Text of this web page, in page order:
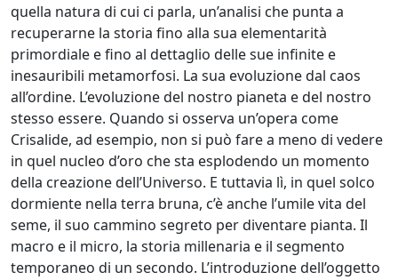
Angelica
Dainese
Nicola
De
Luca
Stefano
Di
Lorito
quella natura di cui ci parla, un’analisi che punta a
recuperarne la storia fino alla sua elementarità
primordiale e fino al dettaglio delle sue infinite e
inesauribili metamorfosi. La sua evoluzione dal caos
all’ordine. L’evoluzione del nostro pianeta e del nostro
stesso essere. Quando si osserva un’opera come
Crisalide, ad esempio, non si può fare a meno di vedere
in quel nucleo d’oro che sta esplodendo un momento
della creazione dell’Universo. E tuttavia lì, in quel solco
dormiente nella terra bruna, c’è anche l’umile vita del
seme, il suo cammino segreto per diventare pianta. Il
macro e il micro, la storia millenaria e il segmento
temporaneo di un secondo. L’introduzione dell’oggetto